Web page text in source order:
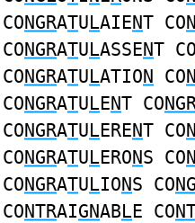
CONGRATULAIENT CO
CONGRATULASSENT CO
CONGRATULATION CO
CONGRATULENT CO
CONGRATULERENT CO
CONGRATULERONS CO
CONGRATULIONS CO
CONTRAIGNABLE CO